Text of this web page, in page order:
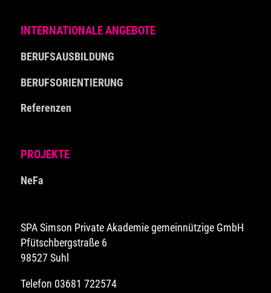
INTERNATIONALE ANGEBOTE
BERUFSAUSBILDUNG
BERUFSORIENTIERUNG
Referenzen
PROJEKTE
NeFa
SPA Simson Private Akademie gemeinnützige GmbH
Pfütschbergstraße 6
98527 Suhl
Telefon 03681 722574